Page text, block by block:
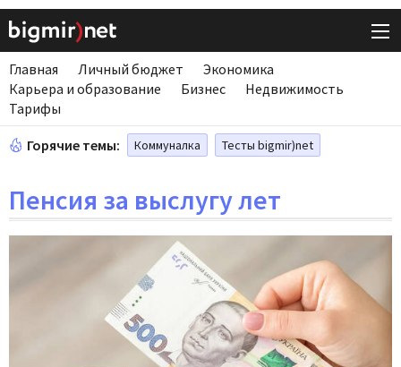
Главная Личный бюджет
Экономика
Карьера и образование
Бизнес
Недвижимость
Тарифы
Горячие темы: Коммуналка Тесты bigmir)net
Пенсия за выслугу лет